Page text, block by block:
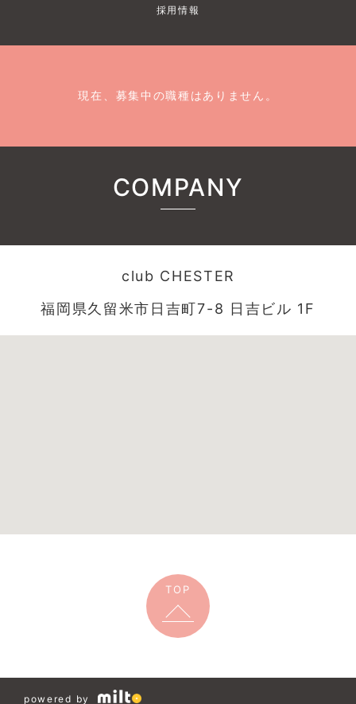
採用情報
現在、募集中の職種はありません。
COMPANY
club CHESTER
福岡県久留米市日吉町7-8 日吉ビル 1F
TOP
powered by